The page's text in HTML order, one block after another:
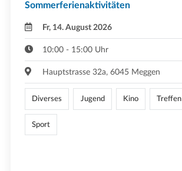
Sommerferienaktivitäten
Fr, 14. August 2026
10:00 - 15:00 Uhr
Hauptstrasse 32a, 6045 Meggen
Diverses Jugend Kino Treffen
Sport